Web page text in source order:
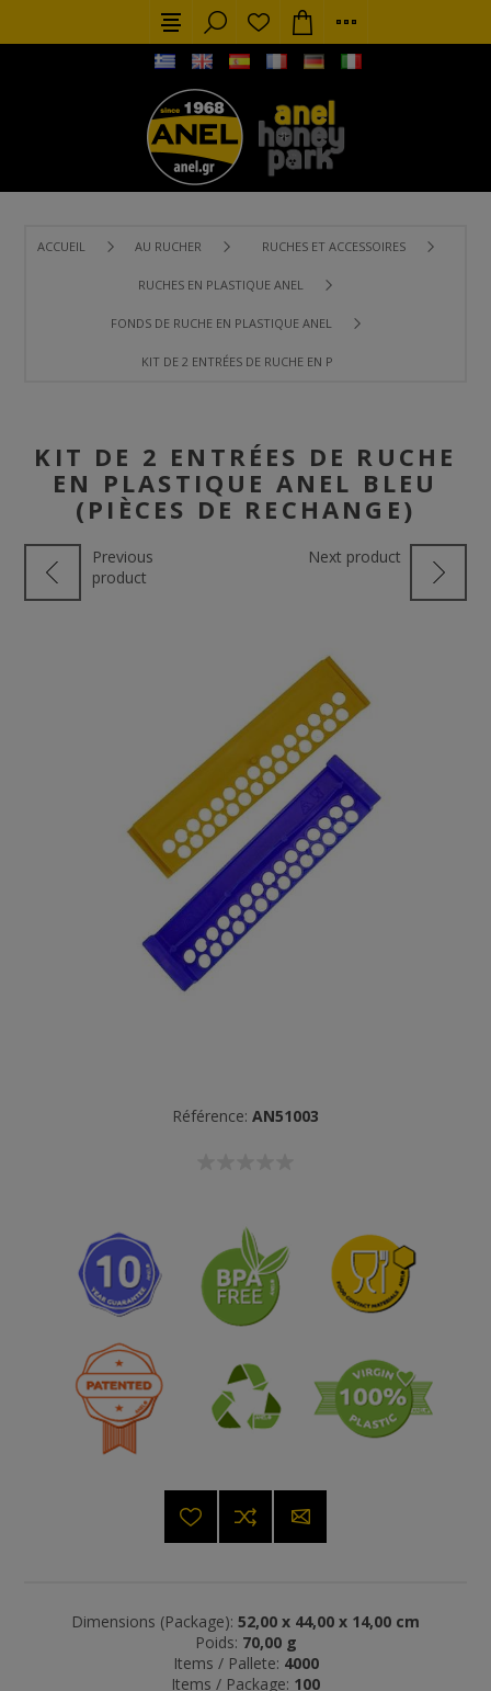
ACCUEIL AU RUCHER RUCHES ET ACCESSOIRES
RUCHES EN PLASTIQUE ANEL
FONDS DE RUCHE EN PLASTIQUE ANEL
KIT DE 2 ENTRÉES DE RUCHE EN PLASTIQUE ANEL BLEU
KIT DE 2 ENTRÉES DE RUCHE
EN PLASTIQUE ANEL BLEU
(PIÈCES DE RECHANGE)
Previous
product
Next product
Référence: AN51003
Dimensions (Package): 52,00 x 44,00 x 14,00 cm
Poids: 70,00 g
Items / Pallete: 4000
Items / Package: 100